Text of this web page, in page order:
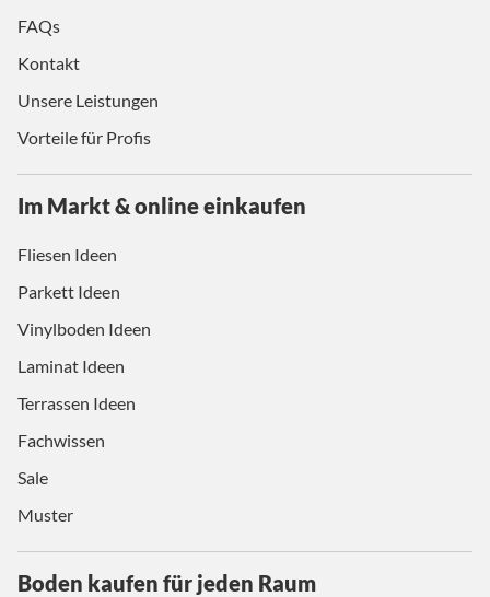
FAQs
Kontakt
Unsere Leistungen
Vorteile für Profis
Im Markt & online einkaufen
Fliesen Ideen
Parkett Ideen
Vinylboden Ideen
Laminat Ideen
Terrassen Ideen
Fachwissen
Sale
Muster
Boden kaufen für jeden Raum